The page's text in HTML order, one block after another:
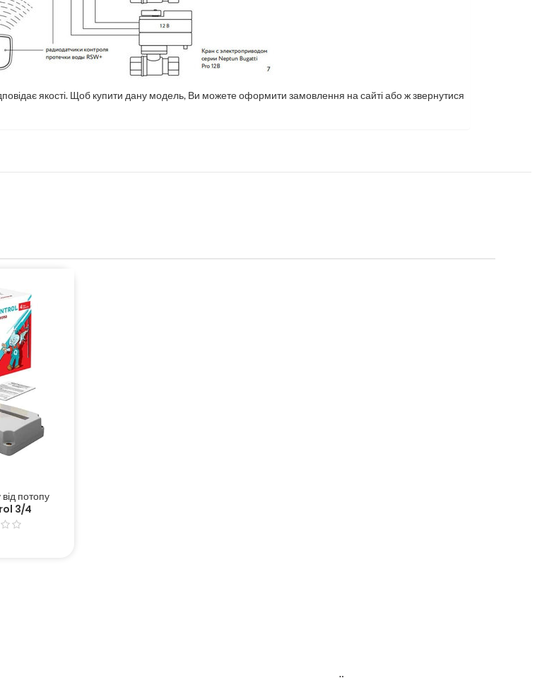
якості. Щоб купити дану модель, Ви можете оформити замовлення на сайті або ж звернутися
потопу
3/4